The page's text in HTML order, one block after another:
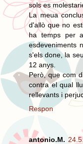
sols es
La meua
d'allò que no
ha temps per
esdeveniments
s'els done, la
12 anys.
Però, que com
contra el qual
rellevants i
Respon
antonio.M.